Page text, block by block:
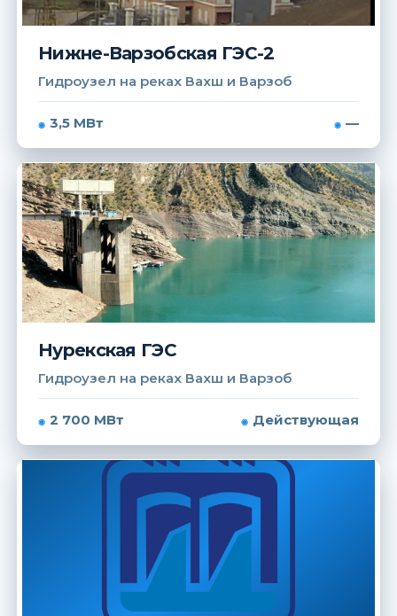
Нижне-Варзобская ГЭС-2
Гидроузел на реках Вахш и Варзоб
3,5 МВт —
Нурекская ГЭС
Гидроузел на реках Вахш и Варзоб
2 700 МВт Действующая